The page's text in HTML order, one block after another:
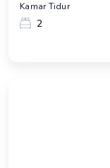
Kamar Tidur
2